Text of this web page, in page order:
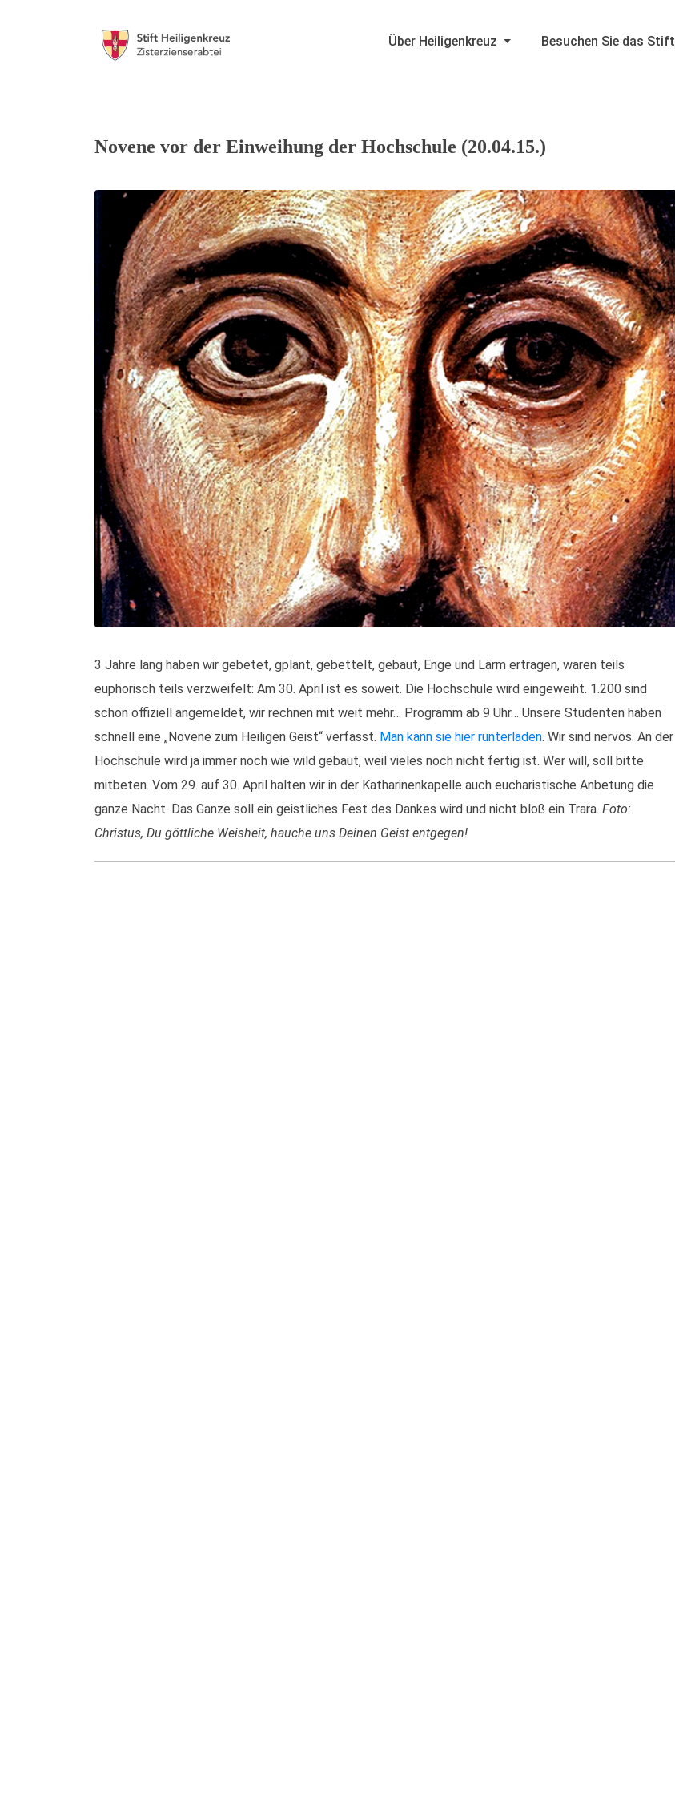
Über Heiligenkreuz Besuchen Sie das Stift
Novene vor der Einweihung der Hochschule (20.04.15.)
3 Jahre lang haben wir gebetet, gplant, gebettelt, gebaut, Enge und Lärm ertragen, waren teils
euphorisch teils verzweifelt: Am 30. April ist es soweit. Die Hochschule wird eingeweiht. 1.200 sind
schon offiziell angemeldet, wir rechnen mit weit mehr… Programm ab 9 Uhr… Unsere Studenten haben
schnell eine „Novene zum Heiligen Geist“ verfasst. Man kann sie hier runterladen. Wir sind nervös. An der
Hochschule wird ja immer noch wie wild gebaut, weil vieles noch nicht fertig ist. Wer will, soll bitte
mitbeten. Vom 29. auf 30. April halten wir in der Katharinenkapelle auch eucharistische Anbetung die
ganze Nacht. Das Ganze soll ein geistliches Fest des Dankes wird und nicht bloß ein Trara. Foto:
Christus, Du göttliche Weisheit, hauche uns Deinen Geist entgegen!